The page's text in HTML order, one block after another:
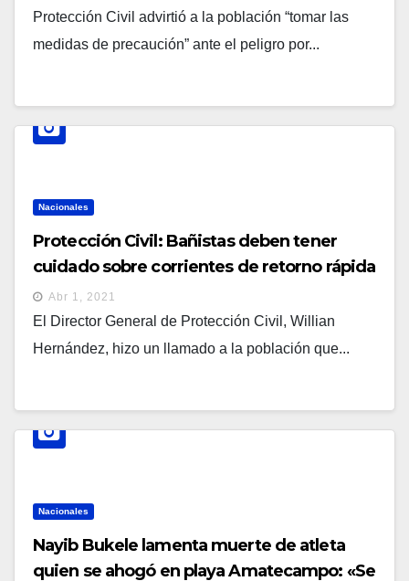
Protección Civil advirtió a la población “tomar las
medidas de precaución” ante el peligro por...
Nacionales
Protección Civil: Bañistas deben tener
cuidado sobre corrientes de retorno rápida
Abr 1, 2021
El Director General de Protección Civil, Willian
Hernández, hizo un llamado a la población que...
Nacionales
Nayib Bukele lamenta muerte de atleta
quien se ahogó en playa Amatecampo: «Se